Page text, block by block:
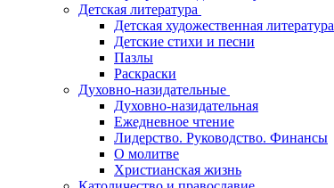
Детская литература
Детская художественная литература
Детские стихи и песни
Пазлы
Раскраски
Духовно-назидательные
Духовно-назидательная
Ежедневное чтение
Лидерство. Руководство. Финансы
О молитве
Христианская жизнь